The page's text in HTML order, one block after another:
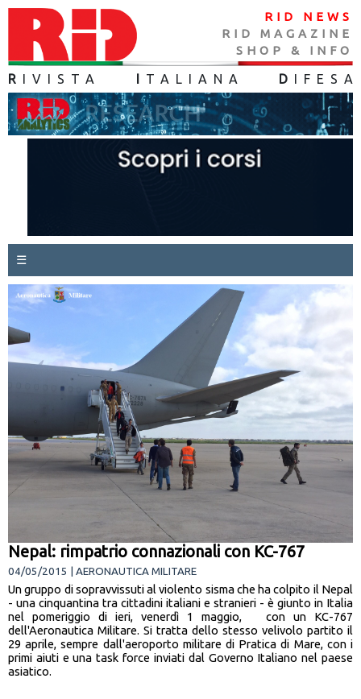
RID NEWS
RID MAGAZINE
SHOP & INFO
R IVISTA TALIANA D IFES A
☰
Nepal: rimpatrio connazionali con KC-767
04/05/2015 | AERONAUTICA MILITARE
Un gruppo di sopravvissuti al violento sisma che ha colpito il Nepal
- una cinquantina tra cittadini italiani e stranieri - è giunto in Italia
nel pomeriggio di ieri, venerdì 1 maggio, con un KC-767
dell'Aeronautica Militare. Si tratta dello stesso velivolo partito il
29 aprile, sempre dall'aeroporto militare di Pratica di Mare, con i
primi aiuti e una task force inviati dal Governo Italiano nel paese
asiatico.